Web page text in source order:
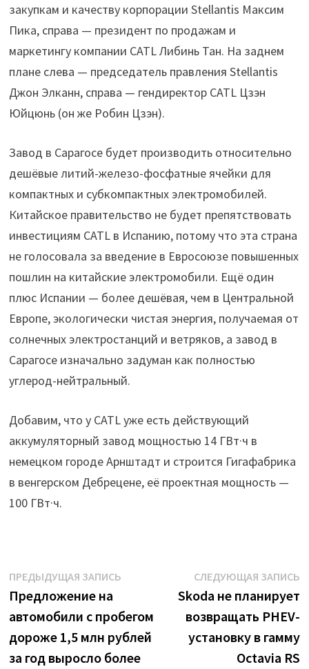
закупкам и качеству корпорации Stellantis Максим
Пика, справа — президент по продажам и
маркетингу компании CATL Либинь Тан. На заднем
плане слева — председатель правления Stellantis
Джон Элканн, справа — гендиректор CATL Цзэн
Юйцюнь (он же Робин Цзэн).
Завод в Сарагосе будет производить относительно
дешёвые литий-железо-фосфатные ячейки для
компактных и субкомпактных электромобилей.
Китайское правительство не будет препятствовать
инвестициям CATL в Испанию, потому что эта страна
не голосовала за введение в Евросоюзе повышенных
пошлин на китайские электромобили. Ещё один
плюс Испании — более дешёвая, чем в Центральной
Европе, экологически чистая энергия, получаемая от
солнечных электростанций и ветряков, а завод в
Сарагосе изначально задуман как полностью
углерод-нейтральный.
Добавим, что у CATL уже есть действующий
аккумуляторный завод мощностью 14 ГВт·ч в
немецком городе Арнштадт и строится Гигафабрика
в венгерском Дебрецене, её проектная мощность —
100 ГВт·ч.
Навигация
по
записям
ПРЕДЫДУЩАЯ ЗАПИСЬПредыдущая
Предложение на
автомобили с пробегом
дороже 1,5 млн рублей
за год выросло более
СЛЕДУЮЩАЯ ЗАПИСЬ
Skoda не планирует
возвращать PHEV-
установку в гамму
Octavia RS